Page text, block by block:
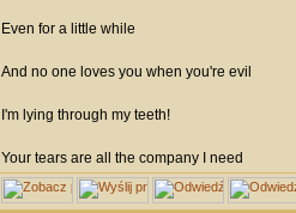
Even for a little while
And no one loves you when you're evil
I'm lying through my teeth!
Your tears are all the company I need